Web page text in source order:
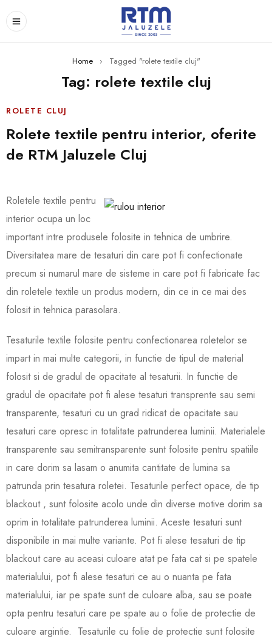
Home › Tagged "rolete textile cluj"
Tag: rolete textile cluj
ROLETE CLUJ
Rolete textile pentru interior, oferite
de RTM Jaluzele Cluj
Roletele textile pentru
interior ocupa un loc
important intre produsele folosite in tehnica de umbrire.
Diversitatea mare de tesaturi din care pot fi confectionate
precum si numarul mare de sisteme in care pot fi fabricate fac
din roletele textile un produs modern, din ce in ce mai des
folosit in tehnica parasolara.
Tesaturile textile folosite pentru confectionarea roletelor se
impart in mai multe categorii, in functie de tipul de material
folosit si de gradul de opacitate al tesaturii. In functie de
gradul de opacitate pot fi alese tesaturi transprente sau semi
transparente, tesaturi cu un grad ridicat de opacitate sau
tesaturi care opresc in totalitate patrunderea luminii. Materialele
transparente sau semitransparente sunt folosite pentru spatiile
in care dorim sa lasam o anumita cantitate de lumina sa
patrunda prin tesatura roletei. Tesaturile perfect opace, de tip
blackout , sunt folosite acolo unde din diverse motive dorim sa
oprim in totalitate patrunderea luminii. Aceste tesaturi sunt
disponibile in mai multe variante. Pot fi alese tesaturi de tip
blackout care au aceasi culoare atat pe fata cat si pe spatele
materialului, pot fi alese tesaturi ce au o nuanta pe fata
materialului, iar pe spate sunt de culoare alba, sau se poate
opta pentru tesaturi care pe spate au o folie de protectie de
culoare argintie. Tesaturile cu folie de protectie sunt folosite